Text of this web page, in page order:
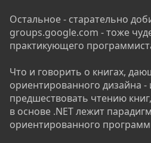
Остальное - старательно
groups.google.com - тоже
практикующего
Что и говорить о книгах,
ориентированного дизайна
предшествовать чтению
в основе .NET лежит
ориентированного